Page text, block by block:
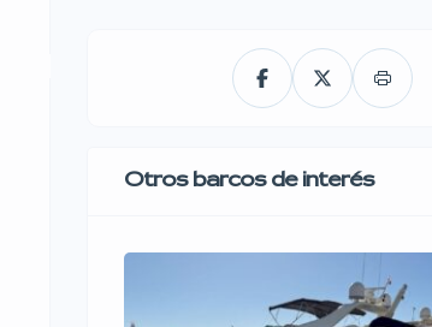
Otros barcos de interés